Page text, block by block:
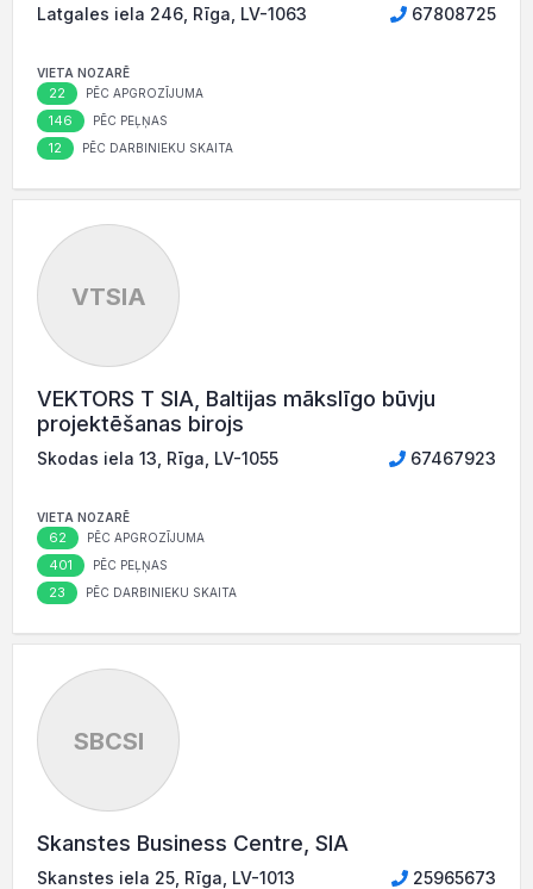
Latgales iela 246, Rīga, LV-1063 67808725
VIETA NOZARĒ
22 PĒC APGROZĪJUMA
146 PĒC PEĻŅAS
12 PĒC DARBINIEKU SKAITA
VTSIA
VEKTORS T SIA, Baltijas mākslīgo būvju
projektēšanas birojs
Skodas iela 13, Rīga, LV-1055 67467923
VIETA NOZARĒ
62 PĒC APGROZĪJUMA
401 PĒC PEĻŅAS
23 PĒC DARBINIEKU SKAITA
SBCSI
Skanstes Business Centre, SIA
Skanstes iela 25, Rīga, LV-1013 25965673